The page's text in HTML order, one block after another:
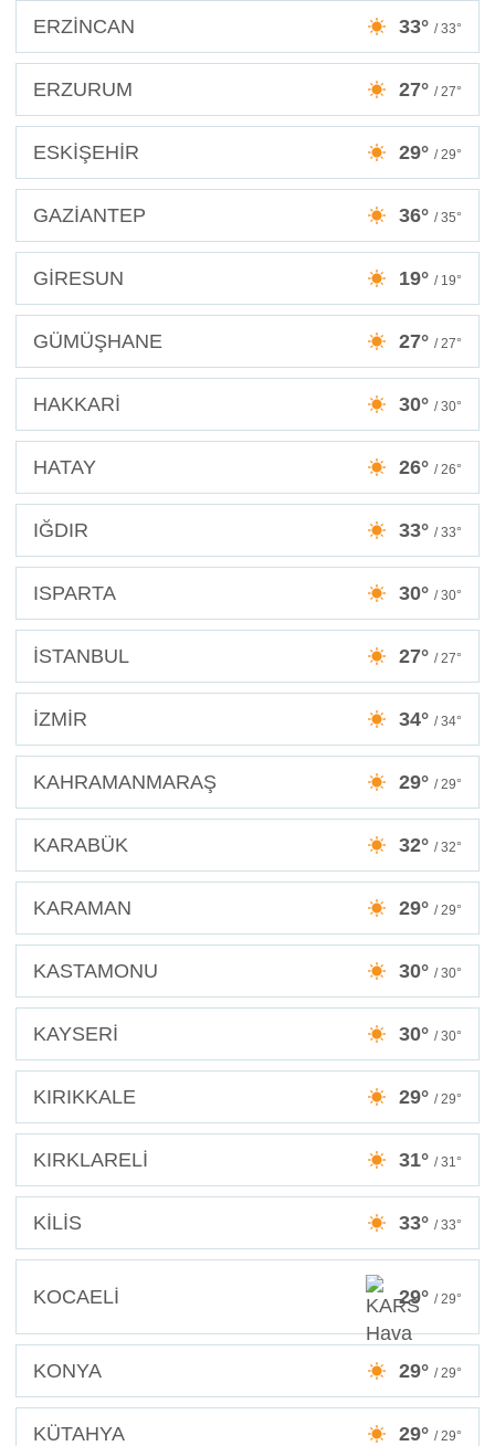
ERZİNCAN 33° / 33°
ERZURUM 27° / 27°
ESKİŞEHİR 29° / 29°
GAZİANTEP 36° / 35°
GİRESUN 19° / 19°
GÜMÜŞHANE 27° / 27°
HAKKARİ 30° / 30°
HATAY 26° / 26°
IĞDIR 33° / 33°
ISPARTA 30° / 30°
İSTANBUL 27° / 27°
İZMİR 34° / 34°
KAHRAMANMARAŞ 29° / 29°
KARABÜK 32° / 32°
KARAMAN 29° / 29°
KASTAMONU 30° / 30°
KAYSERİ 30° / 30°
KIRIKKALE 29° / 29°
KIRKLARELİ 31° / 31°
KİLİS 33° / 33°
KOCAELİ 29° / 29°
KONYA 29° / 29°
KÜTAHYA 29° / 29°